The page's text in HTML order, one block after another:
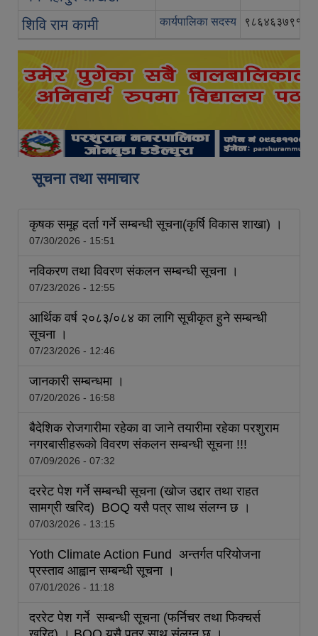
शिवि राम कामी
कार्यपालिका सदस्य ९८६४६३७९१६
सूचना तथा समाचार
कृषक समूह दर्ता गर्ने सम्बन्धी सूचना(कृर्षि विकास शाखा) ।
07/30/2026 - 15:51
नविकरण तथा विवरण संकलन सम्बन्धी सूचना ।
07/23/2026 - 12:55
आर्थिक वर्ष २०८३/०८४ का लागि सूचीकृत हुने सम्बन्धी
सूचना ।
07/23/2026 - 12:46
जानकारी सम्बन्धमा ।
07/20/2026 - 16:58
बैदेशिक रोजगारीमा रहेका वा जाने तयारीमा रहेका परशुराम
नगरबासीहरूको विवरण संकलन सम्बन्धी सूचना !!!
07/09/2026 - 07:32
दररेट पेश गर्ने सम्बन्धी सूचना (खोज उद्दार तथा राहत
सामग्री खरिद) BOQ यसै पत्र साथ संलग्‍न छ ।
07/03/2026 - 13:15
Yoth Climate Action Fund अन्तर्गत परियोजना
प्रस्ताव आह्वान सम्बन्धी सूचना ।
07/01/2026 - 11:18
दररेट पेश गर्ने सम्बन्धी सूचना (फर्निचर तथा फिक्‍चर्स